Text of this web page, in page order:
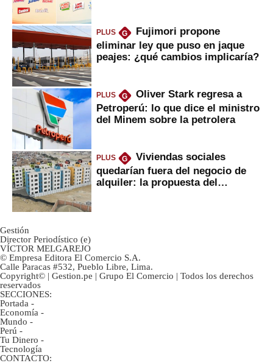
PLUS G
Fujimori propone
eliminar ley que puso en jaque
peajes: ¿qué cambios implicaría?
PLUS G
Oliver Stark regresa a
Petroperú: lo que dice el ministro
del Minem sobre la petrolera
PLUS G
Viviendas sociales
quedarían fuera del negocio de
alquiler: la propuesta del
Gestión
Director Periodístico (e)
VÍCTOR MELGAREJO
© Empresa Editora El Comercio S.A.
Calle Paracas #532, Pueblo Libre, Lima.
Copyright© | Gestion.pe | Grupo El Comercio | Todos los derechos
reservados
SECCIONES:
Portada -
Economía -
Mundo -
Perú -
Tu Dinero -
Tecnología
CONTACTO: